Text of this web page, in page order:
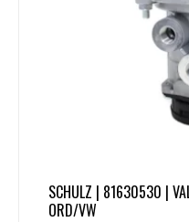
SCHULZ | 81630530 |
ORD/VW